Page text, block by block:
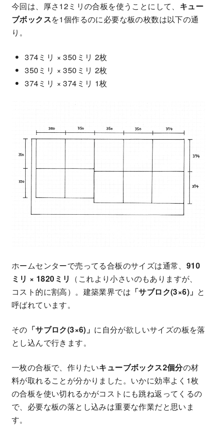
今回は、厚さ12ミリの合板を使うことにして、 キュー
ブボックスを1個作るのに必要な板の枚数は以下の通
り。
374ミリ × 350ミリ 2枚
350ミリ × 350ミリ 2枚
374ミリ × 374ミリ 1枚
ホームセンターで売ってる合板のサイズは通常、 910
ミリ × 1820ミリ （これより小さいのもありますが、
コスト的に割高）。建築業界では 「サブロク(3×6)」 と
呼ばれています。
その 「サブロク(3×6)」 に自分が欲しいサイズの板を落
とし込んで行きます。
一枚の合板で、作りたいキューブボックス2個分の材
料が取れることが分かりました。いかに効率よく1枚
の合板を使い切れるかがコストにも跳ね返ってくるの
で、必要な板の落とし込みは重要な作業だと思いま
す。